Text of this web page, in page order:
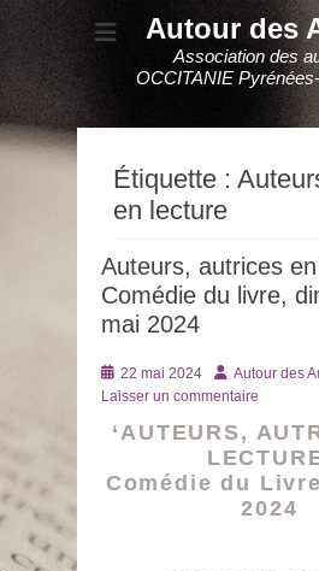
Autour des
Association des
OCCITANIE
Étiquette :
en lecture
Auteurs, autrices
Comédie du livre,
mai 2024
Posté
le
22 mai 2024 AuteurAutour des
Laisser un commentaire
‘AUTEURS,
Comédie du
2024